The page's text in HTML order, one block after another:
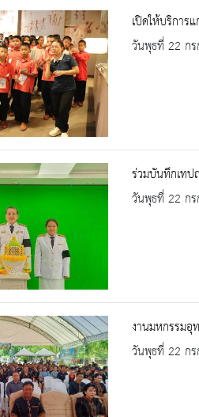
เปิดให้บริกา
วันพุธที่ 22 ก
ร่วมบันทึกเทป
วันพุธที่ 22 ก
งานมหกรรม
วันพุธที่ 22 ก